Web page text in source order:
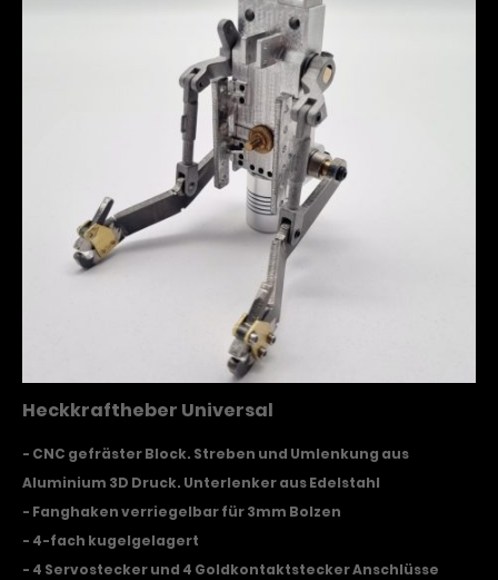
Heckkraftheber Universal
- CNC gefräster Block. Streben und Umlenkung aus
Aluminium 3D Druck. Unterlenker aus Edelstahl
- Fanghaken verriegelbar für 3mm Bolzen
- 4-fach kugelgelagert
- 4 Servostecker und 4 Goldkontaktstecker Anschlüsse